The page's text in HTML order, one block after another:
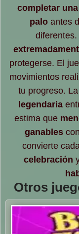
completar
paloantes
diferentes.
protegerse. El
movimientos
tu progreso. La
legendaria
estima que
ganables
convierte
celebración
Otros